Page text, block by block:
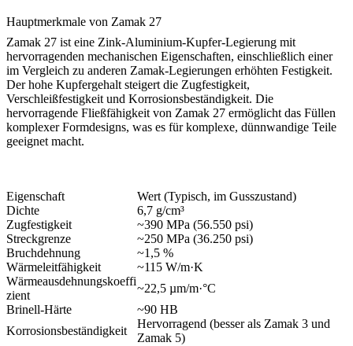
Hauptmerkmale von Zamak 27
Zamak 27 ist eine Zink-Aluminium-Kupfer-Legierung mit
hervorragenden mechanischen Eigenschaften, einschließlich einer
im Vergleich zu anderen Zamak-Legierungen erhöhten Festigkeit.
Der hohe Kupfergehalt steigert die Zugfestigkeit,
Verschleißfestigkeit und Korrosionsbeständigkeit. Die
hervorragende Fließfähigkeit von Zamak 27 ermöglicht das Füllen
komplexer Formdesigns, was es für komplexe, dünnwandige Teile
geeignet macht.
Eigenschaft
Wert (Typisch, im Gusszustand)
Dichte
6,7 g/cm³
Zugfestigkeit
~390 MPa (56.550 psi)
Streckgrenze
~250 MPa (36.250 psi)
Bruchdehnung
~1,5 %
Wärmeleitfähigkeit
~115 W/m·K
Wärmeausdehnungskoeffi
zient
~22,5 µm/m·°C
Brinell-Härte
~90 HB
Korrosionsbeständigkeit
Hervorragend (besser als Zamak 3 und
Zamak 5)